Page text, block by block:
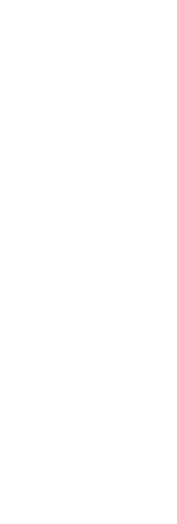
href='/sign-